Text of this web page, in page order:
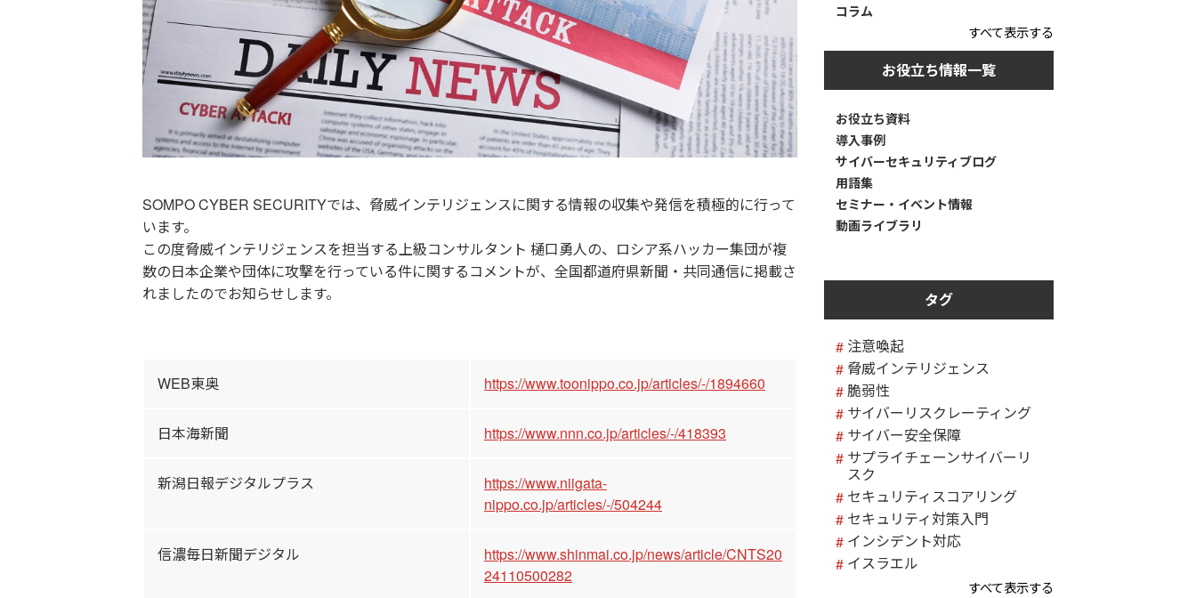
SOMPO CYBER SECURITYでは、脅威インテリジェンスに関する情報の収集や発信を積極的に行って
います。
この度脅威インテリジェンスを担当する上級コンサルタント 樋口勇人の、ロシア系ハッカー集団が複
数の日本企業や団体に攻撃を行っている件に関するコメントが、全国都道府県新聞・共同通信に掲載さ
れましたのでお知らせします。
WEB東奥 https://www.toonippo.co.jp/articles/-/1894660
日本海新聞 https://www.nnn.co.jp/articles/-/418393
新潟日報デジタルプラス
https://www.niigata-
nippo.co.jp/articles/-/504244
信濃毎日新聞デジタル
https://www.shinmai.co.jp/news/article/CNTS20
24110500282
コラム
すべて表示する
お役立ち情報一覧
お役立ち資料
導入事例
サイバーセキュリティブログ
用語集
セミナー・イベント情報
動画ライブラリ
タグ
注意喚起
脅威インテリジェンス
脆弱性
サイバーリスクレーティング
サイバー安全保障
サプライチェーンサイバーリ
スク
セキュリティスコアリング
セキュリティ対策入門
インシデント対応
イスラエル
すべて表示する